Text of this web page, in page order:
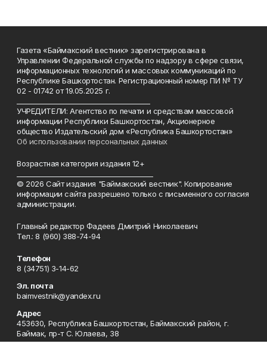
Газета «Баймакский вестник» зарегистрирована в
Управлении Федеральной службы по надзору в сфере связи,
информационных технологий и массовых коммуникаций по
Республике Башкортостан. Регистрационный номер ПИ № ТУ
02 - 01742 от 19.05.2025 г.
УЧРЕДИТЕЛИ: Агентство по печати и средствам массовой
информации Республики Башкортостан, Акционерное
общество Издательский дом «Республика Башкортостан»
Об использовании персональных данных
Возрастная категория издания 12+
© 2026 Сайт издания "Баймакский вестник". Копирование
информации сайта разрешено только с письменного согласия
администрации.
Главный редактор Фадеев Дмитрий Николаевич
Тел.: 8 (960) 388-74-94
Телефон
8 (34751) 3-14-62
Эл. почта
baimvestnik@yandex.ru
Адрес
453630, Республика Башкортостан, Баймакский район, г.
Баймак, пр-т С. Юлаева, 38